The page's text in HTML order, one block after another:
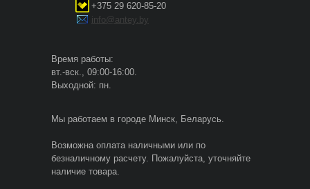
+375 29 620-85-20
info@antey.by
Время работы:
вт.-вск., 09:00-16:00.
Выходной: пн.
Мы работаем в городе Минск, Беларусь.
Возможна оплата наличными или по
безналичному расчету. Пожалуйста, уточняйте
наличие товара.